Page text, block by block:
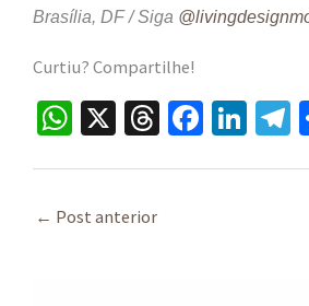
Brasília, DF / Siga
Curtiu? Compartilhe!
W
sA
X
T
Fa Li
← Post anterior